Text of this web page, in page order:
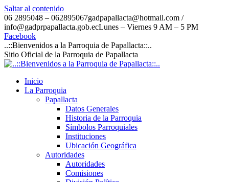
Saltar al contenido
06 2895048 – 062895067gadpapallacta@hotmail.com /
info@gadprpapallacta.gob.ecLunes – Viernes 9 AM – 5 PM
Facebook
..::Bienvenidos a la Parroquia de Papallacta::..
Sitio Oficial de la Parroquia de Papallacta
Inicio
La Parroquia
Papallacta
Datos Generales
Historia de la Parroquia
Símbolos Parroquiales
Instituciones
Ubicación Geográfica
Autoridades
Autoridades
Comisiones